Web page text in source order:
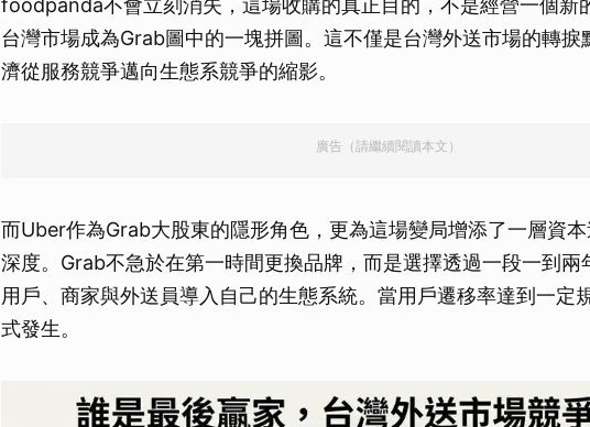
foodpanda不會立刻消失，這場收購的真正目的，不是經營一個新
台灣市場成為Grab圖中的一塊拼圖。這不僅是台灣外送市場的轉捩
濟從服務競爭邁向生態系競爭的縮影。
廣告（請繼續閱讀本文）
而Uber作為Grab大股東的隱形角色，更為這場變局增添了一層資
深度。Grab不急於在第一時間更換品牌，而是選擇透過一段一到兩
用戶、商家與外送員導入自己的生態系統。當用戶遷移率達到一定
式發生。